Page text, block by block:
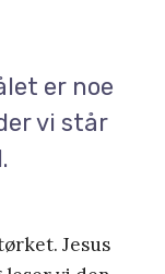
er noe
vi står
Jesus